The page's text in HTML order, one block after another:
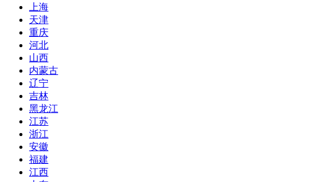
上海
天津
重庆
河北
山西
内蒙古
辽宁
吉林
黑龙江
江苏
浙江
安徽
福建
江西